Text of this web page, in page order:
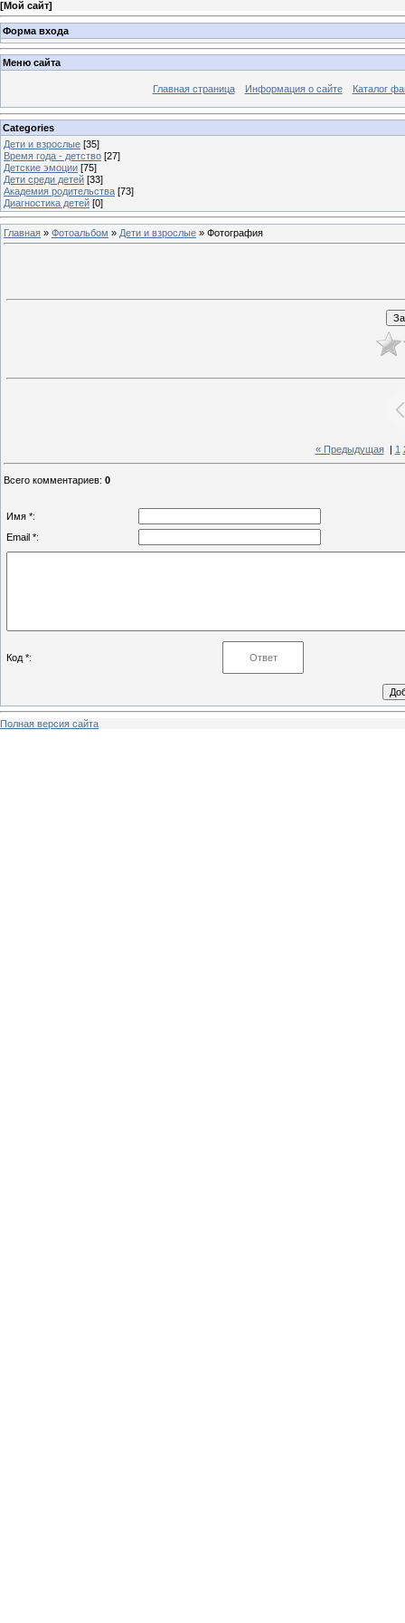
[Мой сайт]
Форма входа
Меню сайта
Главная страница Информация о сайте Каталог
Categories
Дети и взрослые [35]
Время года - детство [27]
Детские эмоции [75]
Дети среди детей [33]
Академия родительства [73]
Диагностика детей [0]
Главная » Фотоальбом » Дети и взрослые » Фотография
« Предыдущая| 1
Всего комментариев: 0
Имя *:
Email *:
Код *:
Полная версия сайта